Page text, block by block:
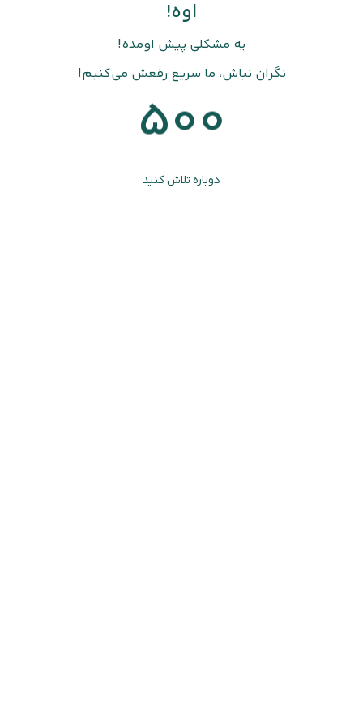
اوه!
یه مشکلی پیش اومده!
نگران نباش، ما سریع رفعش می‌کنیم!
500
دوباره تلاش کنید